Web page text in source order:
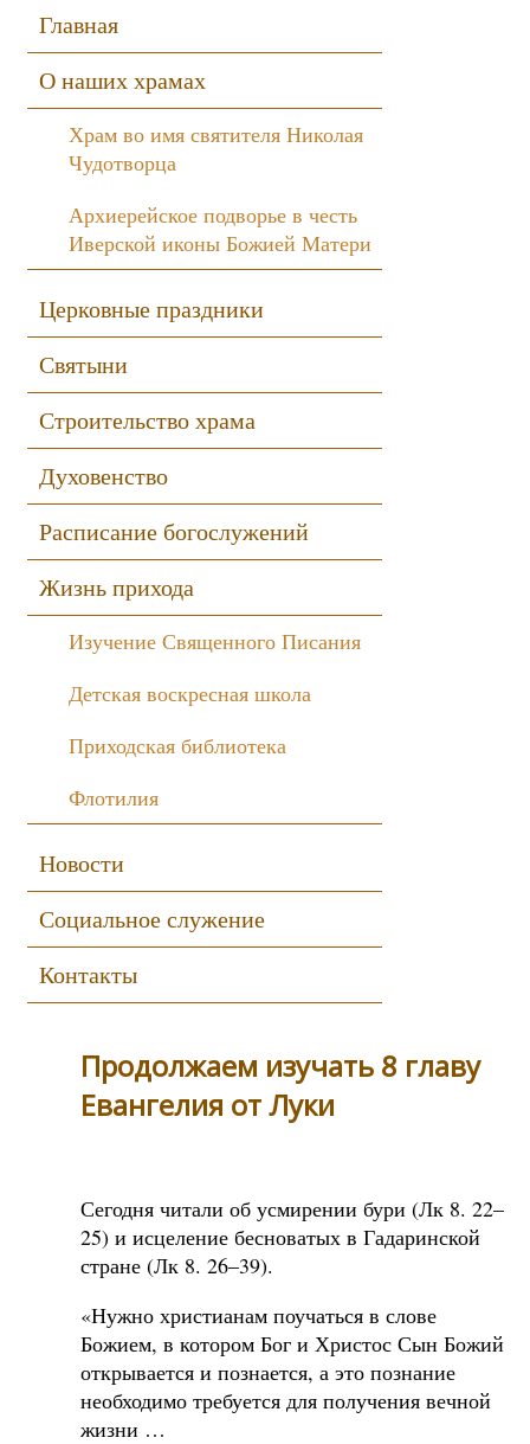
Sidebar
Главная
О наших храмах
Храм во имя святителя Николая
Чудотворца
Архиерейское подворье в честь
Иверской иконы Божией Матери
Церковные праздники
Святыни
Строительство храма
Духовенство
Расписание богослужений
Жизнь прихода
Изучение Священного Писания
Детская воскресная школа
Приходская библиотека
Флотилия
Новости
Социальное служение
Контакты
Продолжаем изучать 8 главу
Евангелия от Луки
Сегодня читали об усмирении бури (Лк 8. 22–
25) и исцеление бесноватых в Гадаринской
стране (Лк 8. 26–39).
«Нужно христианам поучаться в слове
Божием, в котором Бог и Христос Сын Божий
открывается и познается, а это познание
необходимо требуется для получения вечной
жизни …